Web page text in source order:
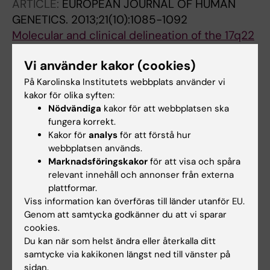
Valta H; Geiberger S; Topa A; Lagerstedt-
Robinson K; Taylan F; Wincent J; Laurell T;
Pekkinen M; Nordenskjold M; Makitie O;
Nordgren A
ARTICLE: EUROPEAN JOURNAL OF HUMAN
GENETICS. 2013;21(10):1085-1092
Molecular and clinical delineation of the 17q22
Laurell T; Lundin J; Anderlid B-M; Gorski JL;
Grigelioniene G; Knight SJL; Krepischi ACV;
Nordenskjold A; Price SM; Rosenberg C;
Turnpenny PD; Vianna-Morgante AM;
Nordgren A
Alla författare
JOURNAL ARTICLE:MEDICAL PHYSICS.
2013;40(6):280
3D Extrusion Based Printing of Custom Bolus
Using a Non-Invasive and Low Cost Method
Fisher T; Bligh M; Laurel T; Rasmussen K
ARTICLE:HUMAN MUTATION.2012;33(7):1063-
1066
A novel 13 base pair insertion in the sonic
hedgehog ZRS limb enhancer (ZRS/LMBR1)
causes preaxial polydactyly with triphalangeal
Vi använder kakor (cookies)
På Karolinska Institutets webbplats använder vi
kakor för olika syften:
Nödvändiga kakor för att webbplatsen ska
fungera korrekt.
Kakor för analys för att förstå hur
webbplatsen används.
Marknadsföringskakor för att visa och spåra
relevant innehåll och annonser från externa
plattformar.
Viss information kan överföras till länder utanför EU.
Genom att samtycka godkänner du att vi sparar
cookies.
Du kan när som helst ändra eller återkalla ditt
samtycke via kakikonen längst ned till vänster på
sidan.